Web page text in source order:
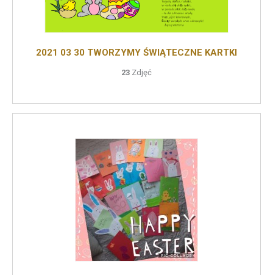
2021 03 30 TWORZYMY ŚWIĄTECZNE KARTKI
23 Zdjęć